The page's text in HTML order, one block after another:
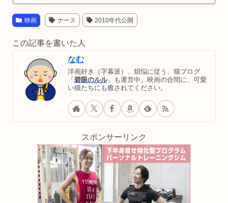
映画 ナース 2010年代公開
この記事を書いた人
なむ
洋画好き（字幕派）、煩悩に従う。猫ブログ
「 碧眼のルル」も運営中。映画の合間に、可愛
い猫たちにも癒されてください。
スポンサーリンク